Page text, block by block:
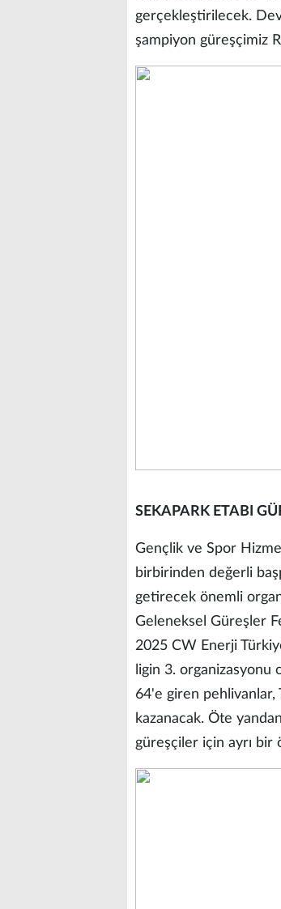
gerçekleştirilecek. Dev
şampiyon güreşçimiz
SEKAPARK ETABI
Gençlik ve Spor
birbirinden değerli
getirecek önemli
Geleneksel Güreşler
2025 CW Enerji
ligin 3. organizasyonu
64'e giren pehlivanlar,
kazanacak. Öte
güreşçiler için ayrı bir